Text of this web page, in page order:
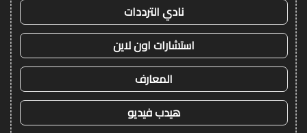
نادي الترددات
استشارات اون لاين
المعارف
هيدب فيديو